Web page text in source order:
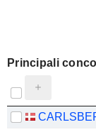
Principali